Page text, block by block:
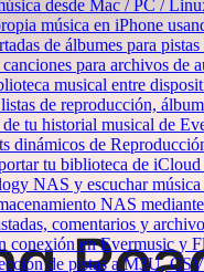
desde Mac / PC /
música en iPhone
de álbumes para
para archivos de
musical entre
de reproducción,
tu historial musical de
dinámicos de
tu biblioteca de
NAS y escuchar
NAS
comentarios y
conexión en Evermusic y
de pistas a M3U,